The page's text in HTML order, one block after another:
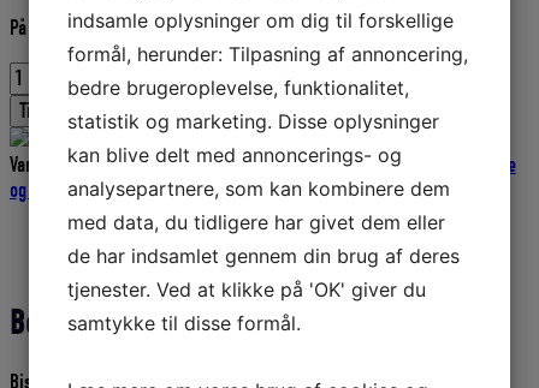
På fjernlager
Bismervægt
m/rustfri
vejestang/Hængelod
10
kg
antal
Tilføj til kurv
Varenummer (SKU): D9210-HKategorier:Fiskevægt og fiskemål
Knive
og tilbehør,Fiskeriudstyr
Beskrivelse
Yderligere information
Beskrivelse
Bismarvægt med hængelod.
indsamle oplysninger om dig til forskellige
formål, herunder: Tilpasning af annoncering,
bedre brugeroplevelse, funktionalitet,
statistik og marketing. Disse oplysninger
kan blive delt med annoncerings- og
analysepartnere, som kan kombinere dem
med data, du tidligere har givet dem eller
de har indsamlet gennem din brug af deres
tjenester. Ved at klikke på 'OK' giver du
samtykke til disse formål.